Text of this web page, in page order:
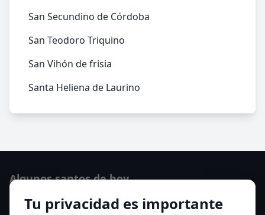
San Secundino de Córdoba
San Teodoro Triquino
San Vihón de frisia
Santa Heliena de Laurino
Tu privacidad es importante
Algunos santos de hoy
San Hormisda papa